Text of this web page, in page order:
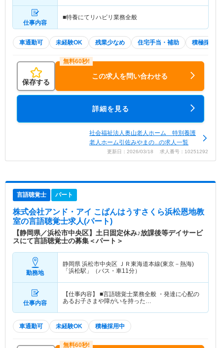
仕事内容
■特養にてリハビリ業務全般
車通勤可 未経験OK 残業少なめ 住宅手当・補助 積極採用中
保存する
この求人を問い合わせる
詳細を見る
社会福祉法人奥山老人ホーム 特別養護
老人ホーム引佐みやまの...の求人一覧
更新日：2026/03/18 求人番号：10251292
言語聴覚士 パート
株式会社アンド・アイ こぱんはうすさくら浜松恩地教
室の言語聴覚士求人(パート)
【静岡県／浜松市中央区】土日固定休み♪放課後等デイサービ
スにて言語聴覚士の募集＜パート＞
勤務地
静岡県 浜松市中央区 ＪＲ東海道本線(東京－熱海)
「浜松駅」（バス・車11分）
仕事内容
【仕事内容】 ■言語聴覚士業務全般 ・発達に心配の
あるお子さまや障がいを持った…
車通勤可 未経験OK 積極採用中